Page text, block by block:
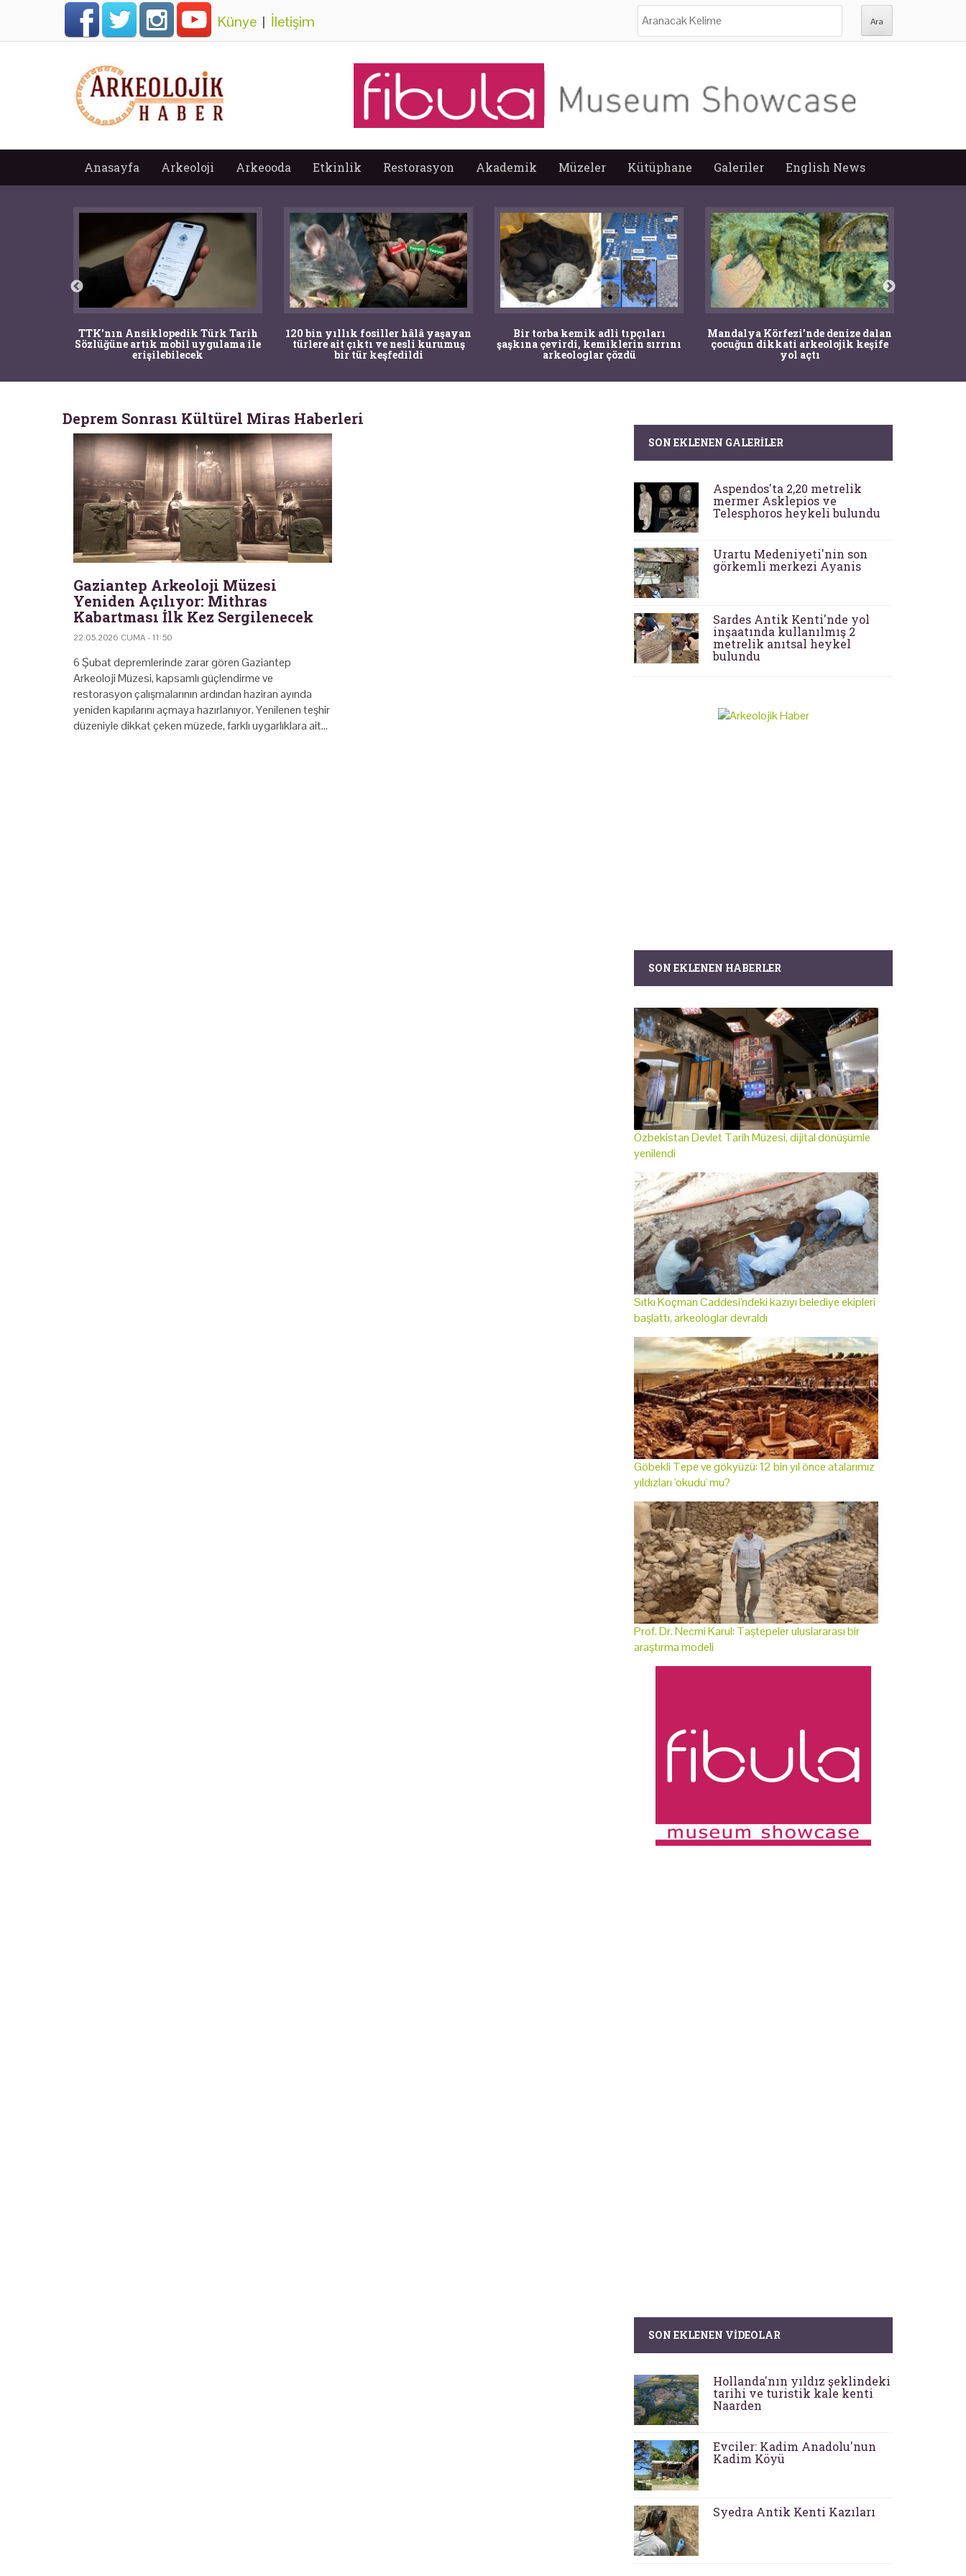
Künye | İletişim
Anasayfa Arkeoloji Arkeooda Etkinlik Restorasyon Akademik Müzeler Kütüphane Galeriler English News
TTK'nın Ansiklopedik Türk Tarih
Sözlüğüne artık mobil uygulama ile
erişilebilecek
120 bin yıllık fosiller hâlâ yaşayan
türlere ait çıktı ve nesli kurumuş
bir tür keşfedildi
Bir torba kemik adli tıpçıları
şaşkına çevirdi, kemiklerin sırrını
arkeologlar çözdü
Mandalya Körfezi’nde denize dalan
çocuğun dikkati arkeolojik keşife
yol açtı
Deprem Sonrası Kültürel Miras Haberleri
Gaziantep Arkeoloji Müzesi
Yeniden Açılıyor: Mithras
Kabartması İlk Kez Sergilenecek
22.05.2026 CUMA - 11:50
6 Şubat depremlerinde zarar gören Gaziantep
Arkeoloji Müzesi, kapsamlı güçlendirme ve
restorasyon çalışmalarının ardından haziran ayında
yeniden kapılarını açmaya hazırlanıyor. Yenilenen teşhir
düzeniyle dikkat çeken müzede, farklı uygarlıklara ait…
SON EKLENEN GALERILER
Aspendos'ta 2,20 metrelik
mermer Asklepios ve
Telesphoros heykeli bulundu
Urartu Medeniyeti'nin son
görkemli merkezi Ayanis
Sardes Antik Kenti'nde yol
inşaatında kullanılmış 2
metrelik anıtsal heykel
bulundu
SON EKLENEN HABERLER
Özbekistan Devlet Tarih Müzesi, dijital dönüşümle
yenilendi
Sıtkı Koçman Caddesi'ndeki kazıyı belediye ekipleri
başlattı, arkeologlar devraldı
Göbekli Tepe ve gökyüzü: 12 bin yıl önce atalarımız
yıldızları 'okudu' mu?
Prof. Dr. Necmi Karul: Taştepeler uluslararası bir
araştırma modeli
SON EKLENEN VIDEOLAR
Hollanda'nın yıldız şeklindeki
tarihi ve turistik kale kenti
Naarden
Evciler: Kadim Anadolu'nun
Kadim Köyü
Syedra Antik Kenti Kazıları